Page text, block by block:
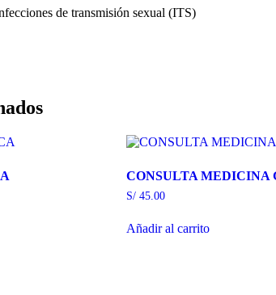
de transmisión sexual (ITS)
CONSULTA MEDICINA
S/ 45.00
Añadir al carrito